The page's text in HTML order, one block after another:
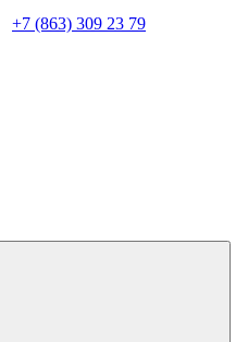
+7 (863) 309 23 79